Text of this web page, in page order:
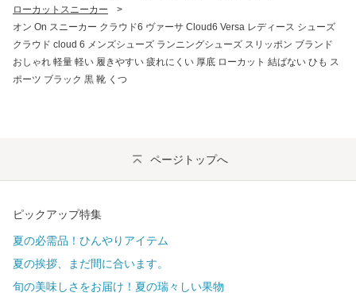
ローカットスニーカー
>
オン On スニーカー クラウド6 ヴァーサ Cloud6 Versa レディース シューズ
クラウド cloud 6 メンズシューズ ランニングシューズ スリッポン ブランド
おしゃれ 軽量 軽い 履きやすい 疲れにくい 厚底 ローカット 結ばない ひも ス
ポーツ ブラック 黒 靴 くつ
ページトップへ
ピックアップ特集
夏の必需品！ひんやりアイテム
夏の挨拶、まだ間に合います。
旬の美味しさをお届け！夏の瑞々しい果物